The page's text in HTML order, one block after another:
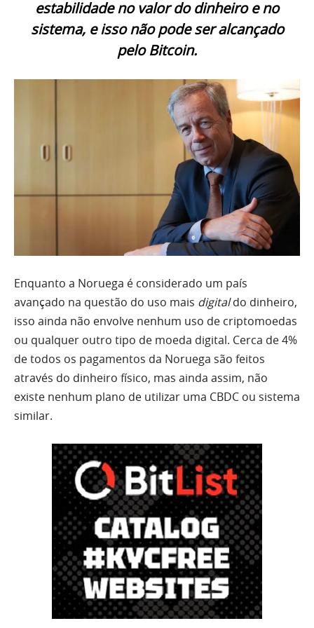
estabilidade no valor do dinheiro e no
sistema, e isso não pode ser alcançado
pelo Bitcoin.
Enquanto a Noruega é considerado um país
avançado na questão do uso mais digitaldo dinheiro,
isso ainda não envolve nenhum uso de criptomoedas
ou qualquer outro tipo de moeda digital. Cerca de 4%
de todos os pagamentos da Noruega são feitos
através do dinheiro físico, mas ainda assim, não
existe nenhum plano de utilizar uma CBDC ou sistema
similar.